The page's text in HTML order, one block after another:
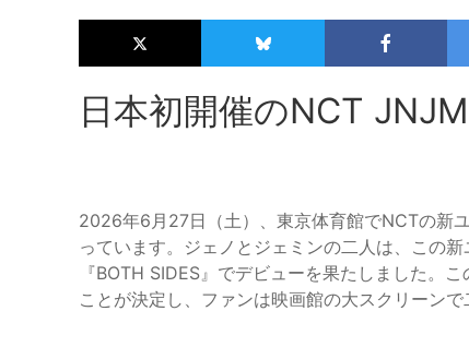
日本初開催のNCT
2026年6月27日（土）、東京体育館でNCTの新
っています。ジェノとジェミンの二人は、この
『BOTH SIDES』でデビューを果たしました。
ことが決定し、ファンは映画館の大スクリーン